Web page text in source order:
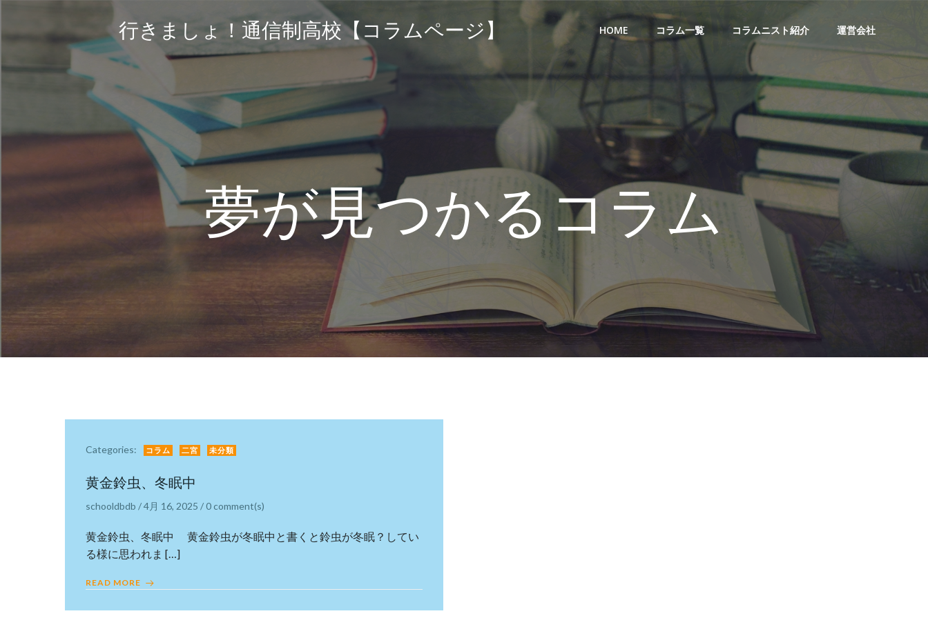
ツ
行きましょ！通信制高校【コラムページ】 HOME コラム一覧 コラムニスト紹介 運営会社
夢が見つかるコラム
Categories: コラム 二宮 未分類
黄金鈴虫、冬眠中
schooldbdb /4月 16, 2025 /0 comment(s)
黄金鈴虫、冬眠中 黄金鈴虫が冬眠中と書くと鈴虫が冬眠？してい
る様に思われま […]
READ MORE